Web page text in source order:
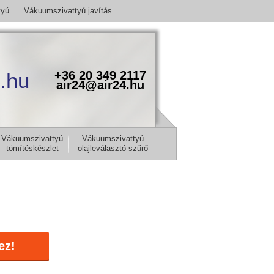
Vákuumszivattyú javítás
+36 20 349 2117
air24@air24.hu
Vákuumszivattyú
tömítéskészlet
Vákuumszivattyú
olajleválasztó szűrő